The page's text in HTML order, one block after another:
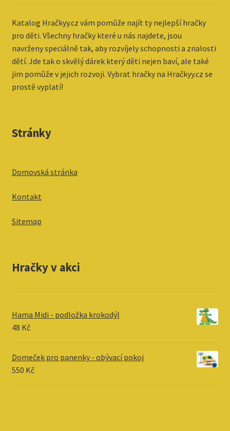
Katalog Hračkyy.cz vám pomůže najít ty nejlepší hračky
pro děti. Všechny hračky které u nás najdete, jsou
navrženy speciálně tak, aby rozvíjely schopnosti a znalosti
dětí. Jde tak o skvělý dárek který děti nejen baví, ale také
jim pomůže v jejich rozvoji. Vybrat hračky na Hračkyy.cz se
prostě vyplatí!
Stránky
Domovská stránka
Kontakt
Sitemap
Hračky v akci
Hama Midi - podložka krokodýl
48 Kč
Domeček pro panenky - obývací pokoj
550 Kč